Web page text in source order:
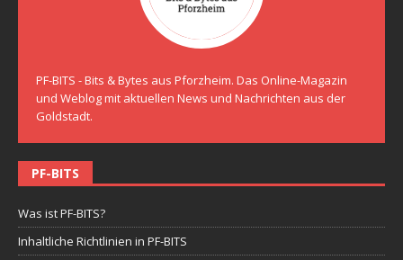
PF-BITS - Bits & Bytes aus Pforzheim. Das Online-Magazin
und Weblog mit aktuellen News und Nachrichten aus der
Goldstadt.
PF-BITS
Was ist PF-BITS?
Inhaltliche Richtlinien in PF-BITS